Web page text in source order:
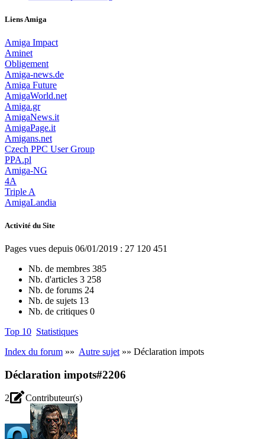
Liens Amiga
Amiga Impact
Aminet
Obligement
Amiga-news.de
Amiga Future
AmigaWorld.net
Amiga.gr
AmigaNews.it
AmigaPage.it
Amigans.net
Czech PPC User Group
PPA.pl
Amiga-NG
4A
Triple A
AmigaLandia
Activité du Site
Pages vues depuis 06/01/2019 : 27 120 451
Nb. de membres 385
Nb. d'articles 3 258
Nb. de forums 24
Nb. de sujets 13
Nb. de critiques 0
Top 10 Statistiques
Index du forum »» Autre sujet »» Déclaration impots
Déclaration impots#2206
2 Contributeur(s)